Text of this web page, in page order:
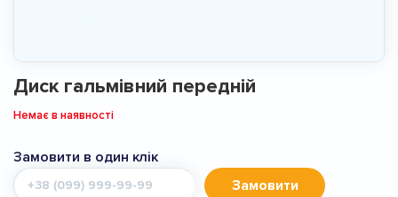
Диск гальмівний передній
Немає в наявності
Замовити в один клік
Мобільний
телефон
Замовити